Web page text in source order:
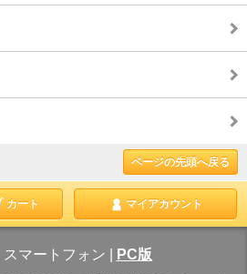
ページの先頭へ戻る
カート マイアカウント
スマートフォン PC版